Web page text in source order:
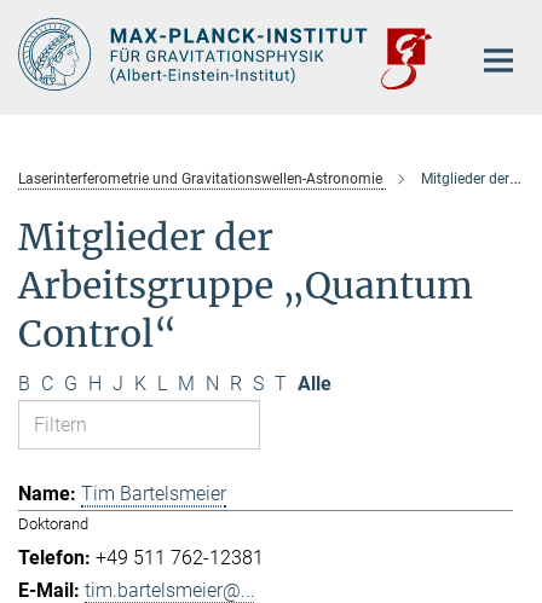
Hauptinhalt
Laserinterferometrie und Gravitationswellen-Astronomie Mitglieder der Arbeitsgruppe „Quantum Control“
Mitglieder der
Arbeitsgruppe „Quantum
Control“
B C G H J K L M N R S T Alle
Tim Bartelsmeier
Doktorand
+49 511 762-12381
tim.bartelsmeier@...